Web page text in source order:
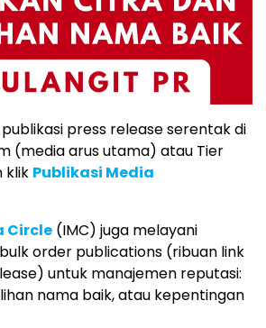
press release serentak di
(media arus utama) atau Tier
klik Publikasi Media
Circle (IMC) juga melayani
order publications (ribuan link
untuk manajemen reputasi:
nama baik, atau kepentingan